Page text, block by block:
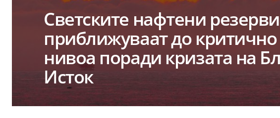
Светските нафтени
приближуваат до
нивоа поради кризата на
Исток